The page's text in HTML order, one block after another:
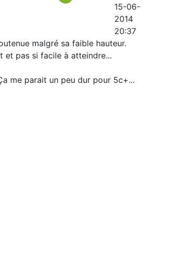
15-06-
2014
20:37
malgré sa faible hauteur.
et pas si facile à atteindre...
me parait un peu dur pour 5c+...